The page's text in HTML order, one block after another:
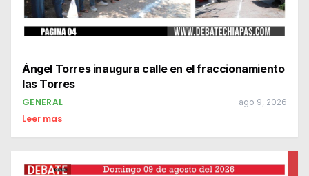
Ángel Torres inaugura calle en el fraccionamiento
las Torres
GENERAL ago 9, 2026
Leer mas